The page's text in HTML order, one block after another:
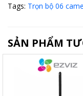
Tags: Trọn bộ 06
SẢN PHẨM